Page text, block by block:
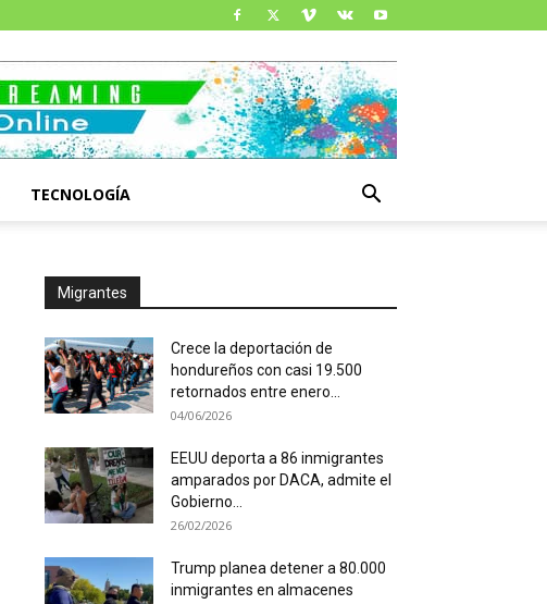
TECNOLOGÍA
Migrantes
Crece la deportación de
hondureños con casi 19.500
retornados entre enero...
04/06/2026
EEUU deporta a 86 inmigrantes
amparados por DACA, admite el
Gobierno...
26/02/2026
Trump planea detener a 80.000
inmigrantes en almacenes